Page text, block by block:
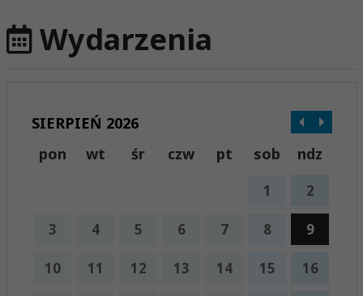
Wydarzenia
SIERPIEŃ 2026
pon
wt śr czw pt sob ndz
1 2
3 4 5 6 7 8 9
10 11 12 13 14 15 16